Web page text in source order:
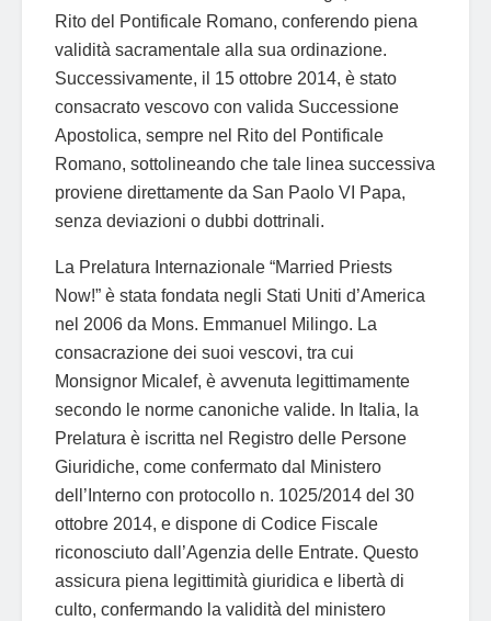
Rito del Pontificale Romano, conferendo piena
validità sacramentale alla sua ordinazione.
Successivamente, il 15 ottobre 2014, è stato
consacrato vescovo con valida Successione
Apostolica, sempre nel Rito del Pontificale
Romano, sottolineando che tale linea successiva
proviene direttamente da San Paolo VI Papa,
senza deviazioni o dubbi dottrinali.
La Prelatura Internazionale “Married Priests
Now!” è stata fondata negli Stati Uniti d’America
nel 2006 da Mons. Emmanuel Milingo. La
consacrazione dei suoi vescovi, tra cui
Monsignor Micalef, è avvenuta legittimamente
secondo le norme canoniche valide. In Italia, la
Prelatura è iscritta nel Registro delle Persone
Giuridiche, come confermato dal Ministero
dell’Interno con protocollo n. 1025/2014 del 30
ottobre 2014, e dispone di Codice Fiscale
riconosciuto dall’Agenzia delle Entrate. Questo
assicura piena legittimità giuridica e libertà di
culto, confermando la validità del ministero